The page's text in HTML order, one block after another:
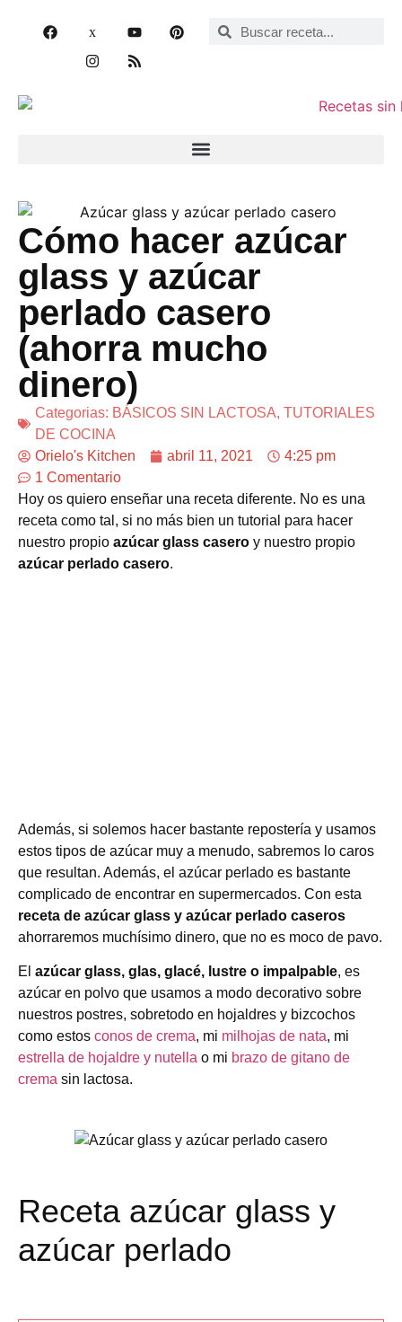
Cómo hacer azúcar
glass y azúcar
perlado casero
(ahorra mucho
dinero)
Categorias: BÁSICOS SIN LACTOSA, TUTORIALES
DE COCINA
Orielo's Kitchen
abril 11, 2021
4:25 pm
1 Comentario
Hoy os quiero enseñar una receta diferente. No es una
receta como tal, si no más bien un tutorial para hacer
nuestro propio azúcar glass casero y nuestro propio
azúcar perlado casero.
Además, si solemos hacer bastante repostería y usamos
estos tipos de azúcar muy a menudo, sabremos lo caros
que resultan. Además, el azúcar perlado es bastante
complicado de encontrar en supermercados. Con esta
receta de azúcar glass y azúcar perlado caseros
ahorraremos muchísimo dinero, que no es moco de pavo.
El azúcar glass, glas, glacé, lustre o impalpable, es
azúcar en polvo que usamos a modo decorativo sobre
nuestros postres, sobretodo en hojaldres y bizcochos
como estos conos de crema, mi milhojas de nata, mi
estrella de hojaldre y nutella o mi brazo de gitano de
crema sin lactosa.
Receta azúcar glass y
azúcar perlado